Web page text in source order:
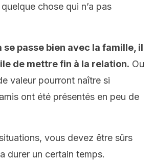
chose qui n’a pas
se passe bien avec la famille, il
de mettre fin à la relation. Ou
valeur pourront naître si
ont été présentés en peu de
vous devez être sûrs
durer un certain temps.